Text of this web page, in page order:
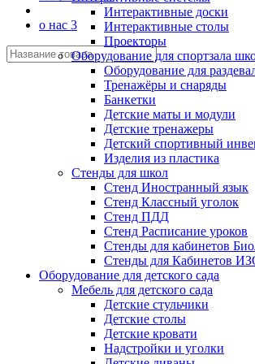
о нас 3
Интерактивные доски
Интерактивные столы
Проекторы
Оборудование для спортзала
Оборудование для
Тренажёры и снаряды
Банкетки
Детские маты и модули
Детские тренажеры
Детский спортивный
Изделия из пластика
Стенды для школ
Стенд Иностранный язык
Стенд Классный уголок
Стенд ПДД
Стенд Расписание уроков
Стенды для кабинетов
Стенды для Кабинетов
Оборудование для детского сада
Мебель для детского сада
Детские стульчики
Детские столы
Детские кровати
Надстройки и уголки